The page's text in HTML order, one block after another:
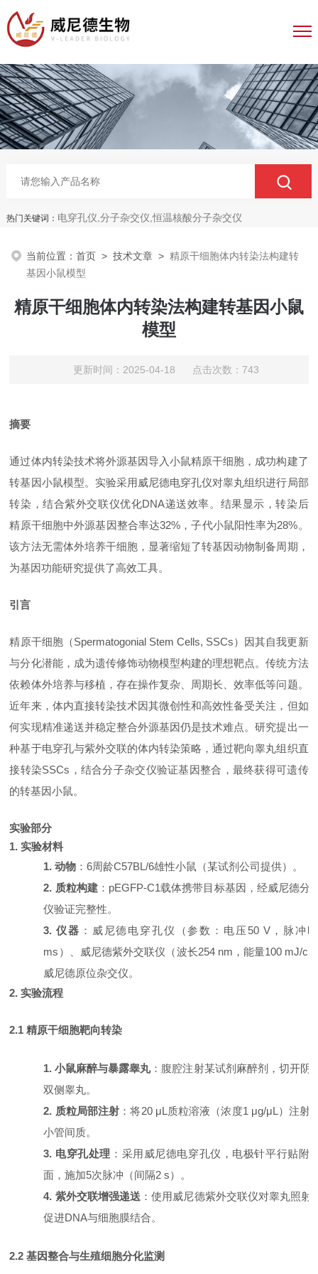
热门关键词： 电穿孔仪,分子杂交仪,恒温核酸分子杂交仪
当前位置：首页 >技术文章 >精原干细胞体内转染法构建转
基因小鼠模型
精原干细胞体内转染法构建转基因小鼠
模型
更新时间：2025-04-18 点击次数：743
摘要
通过体内转染技术将外源基因导入小鼠精原干细胞，成功构建了
转基因小鼠模型。实验采用威尼德电穿孔仪对睾丸组织进行局部
转染，结合紫外交联仪优化DNA递送效率。结果显示，转染后
精原干细胞中外源基因整合率达32%，子代小鼠阳性率为28%。
该方法无需体外培养干细胞，显著缩短了转基因动物制备周期，
为基因功能研究提供了高效工具。
引言
精原干细胞（Spermatogonial Stem Cells, SSCs）因其自我更新
与分化潜能，成为遗传修饰动物模型构建的理想靶点。传统方法
依赖体外培养与移植，存在操作复杂、周期长、效率低等问题。
近年来，体内直接转染技术因其微创性和高效性备受关注，但如
何实现精准递送并稳定整合外源基因仍是技术难点。研究提出一
种基于电穿孔与紫外交联的体内转染策略，通过靶向睾丸组织直
接转染SSCs，结合分子杂交仪验证基因整合，最终获得可遗传
的转基因小鼠。
实验部分
1. 实验材料
1. 动物 ：6周龄C57BL/6雄性小鼠（某试剂公司提供）。
2. 质粒构建： pEGFP-C1载体携带目标基因，经威尼德分
仪验证完整性。
3. 仪器 ：威尼德电穿孔仪（参数：电压 50 V，脉冲
ms）、威尼德紫外交联仪（波长254 nm，能量100 mJ/
威尼德原位杂交仪。
2. 实验流程
2.1 精原干细胞靶向转染
1. 小鼠麻醉与暴露睾丸：腹腔注射某试剂麻醉剂，切开阴
双侧睾丸。
2. 质粒局部注射 ：将20 μL质粒溶液（浓度1 μg/μL）注射
小管间质。
3. 电穿孔处理 ：采用威尼德电穿孔仪，电极针平行贴附
面，施加5次脉冲（间隔2 s）。
4. 紫外交联增强递送 ：使用威尼德紫外交联仪对睾丸照射
促进DNA与细胞膜结合。
2.2 基因整合与生殖细胞分化监测